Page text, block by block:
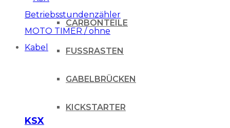
CARBONTEILE
FUSSRASTEN
GABELBRÜCKEN
KICKSTARTER
KSX